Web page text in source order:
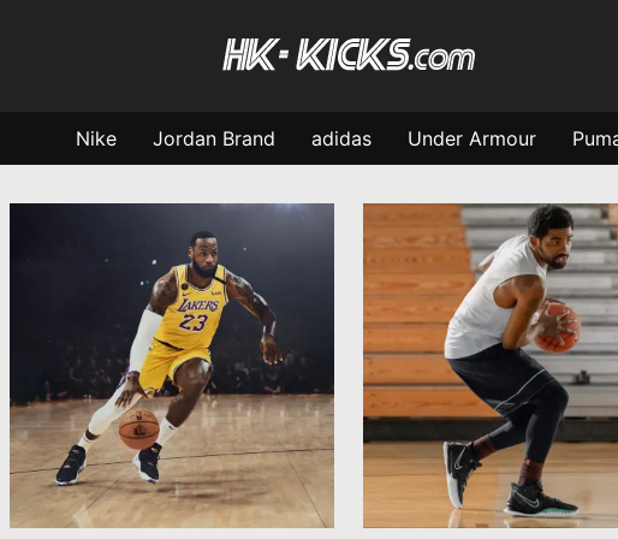
Nike Jordan Brand adidas Under Armour